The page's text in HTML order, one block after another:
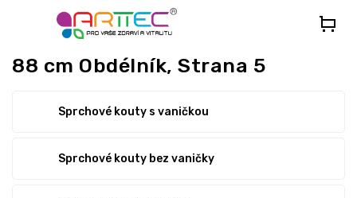
88 cm Obdélník, Strana 5
Sprchové kouty s vaničkou
Sprchové kouty bez vaničky